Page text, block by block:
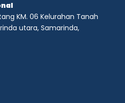
KM. 06 Kelurahan Tanah
utara, Samarinda,